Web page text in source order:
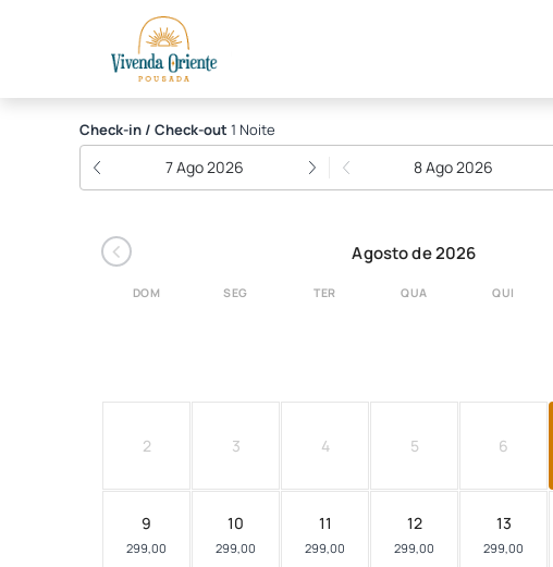
Pousada Vivenda Oriente
Check-in / Check-out 1 Noite
7 Ago 2026 8 Ago 2026
‹ Agosto de 2026
DOM SEG TER QUA QUI
2 3 4 5 6
9
299,00
10
299,00
11
299,00
12
299,00
13
299,00